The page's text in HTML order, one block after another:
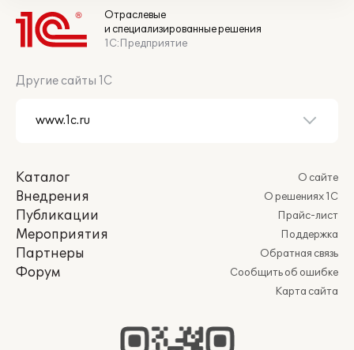
Отраслевые
и специализированные решения
1С:Предприятие
Другие сайты 1С
Каталог
Внедрения
Публикации
Мероприятия
Партнеры
Форум
О сайте
О решениях 1С
Прайс-лист
Поддержка
Обратная связь
Сообщить об ошибке
Карта сайта